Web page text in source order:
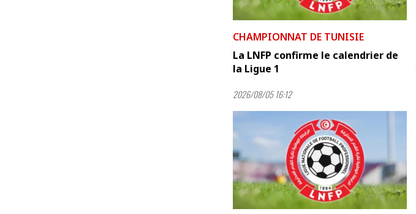
CHAMPIONNAT DE TUNISIE
La LNFP confirme le calendrier de
la Ligue 1
2026/08/05 16:12